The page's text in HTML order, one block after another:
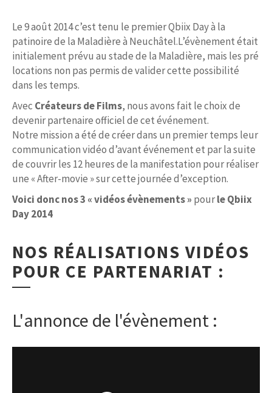
Le 9 août 2014 c’est tenu le premier Qbiix Day à la
patinoire de la Maladière à Neuchâtel.L’évènement était
initialement prévu au stade de la Maladière, mais les pré
locations non pas permis de valider cette possibilité
dans les temps.
Avec Créateurs de Films, nous avons fait le choix de
devenir partenaire officiel de cet événement.
Notre mission a été de créer dans un premier temps leur
communication vidéo d’avant événement et par la suite
de couvrir les 12 heures de la manifestation pour réaliser
une « After-movie » sur cette journée d’exception.
Voici donc nos 3 « vidéos évènements » pourle Qbiix
Day 2014
NOS RÉALISATIONS VIDÉOS
POUR CE PARTENARIAT :
L'annonce de l'évènement :